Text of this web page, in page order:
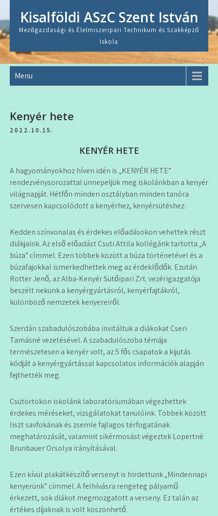
content
Kisalföldi ASzC Szent István
Mezőgazdasági és Élelmiszeripari Technikum és Szakképző
Iskola
Menu
Kenyér hete
2022.10.15.
KENYÉR HETE
A hagyományokhoz híven idén is „KENYÉR HETE”
rendezvénysorozattal ünnepeljük meg iskolánkban a kenyér
világnapját. Hétfőn minden osztályban minden tanóra
szervesen kapcsolódott a kenyérhez, kenyérsütéshez.
Kedden színvonalas és érdekes előadásokon vehettek részt
diákjaink. Az első előadást Csuti Attila kollégánk tartotta „A
búza” címmel. Ezen többek között a búza történetével és a
búzafajokkal ismerkedhettek meg az érdeklődők. Ezután
Rotter Jenő, az Alba-Kenyér Sütőipari Zrt. vezérigazgatója
beszélt nekünk a kenyérgyártásról, kenyérfajtákról,
különböző nemzetek kenyereiről.
Szerdán szabadulószobába invitáltuk a diákokat Cseri
Tamásné vezetésével. A szabadulószoba témája
természetesen a kenyér volt, az 5 fős csapatok a kijutás
kódját a kenyérgyártással kapcsolatos információk alapján
fejthették meg.
Csütörtökön iskolánk laboratóriumában végezhettek
érdekes méréseket, vizsgálatokat tanulóink. Többek között
liszt savfokának és zsemle fajlagos térfogatának
meghatározását, valamint sikérmosást végeztek Lopertné
Brunbauer Orsolya irányításával.
Ezen kívül plakátkészítő versenyt is hirdettünk „Mindennapi
kenyerünk” címmel. A felhívásra rengeteg pályamű
érkezett, sok diákot megmozgatott a verseny. Ez talán az
értékes díjaknak is volt köszönhető.